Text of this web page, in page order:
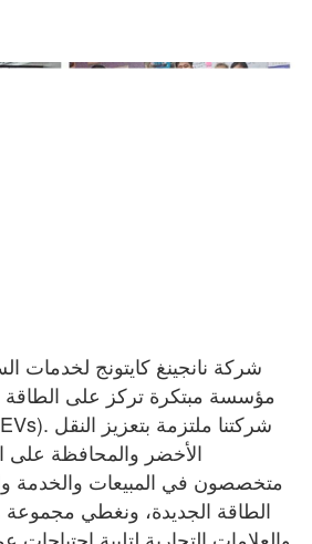
شركة نانجينغ كايتونج لخدمات
مؤسسة مبتكرة تركز على الطاقة
الأخضر والمحافظة على
متخصصون في المبيعات والخدمة
الطاقة الجديدة، ونغطي